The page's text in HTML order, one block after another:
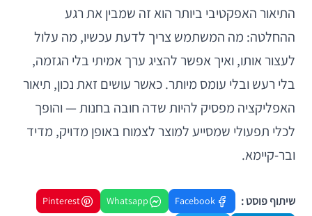
התיאור האפקטיבי ביותר הוא זה שמבין את רגע
ההחלטה: מה המשתמש צריך לדעת עכשיו, מה עלול
לעצור אותו, ואיך אפשר להציג ערך אמיתי בלי הגזמה,
בלי רעש ובלי עומס מיותר. כאשר עושים זאת נכון, תיאור
האפליקציה מפסיק להיות שדה חובה בחנות — והופך
לכלי תפעולי שמסייע למוצר לצמוח באופן מדויק, מדיד
ובר-קיימא.
שיתוף פוסט : Facebook
Whatsapp
Pinterest